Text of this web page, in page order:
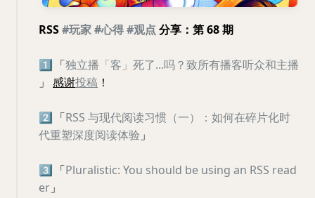
RSS#玩家#心得#观点 分享：第 68 期
1️⃣ 「独立播「客」死了...吗？致所有播客听众和主播
」 感谢投稿 ！
2️⃣ 「RSS 与现代阅读习惯（一）：如何在碎片化时
代重塑深度阅读体验 」
3️⃣ 「Pluralistic: You should be using an RSS read
er 」